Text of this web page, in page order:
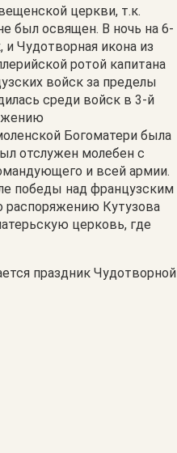
церкви, т.к.
был освящен. В ночь на 6-
и Чудотворная икона из
ротой капитана
войск за пределы
среди войск в 3-й
Богоматери была
отслужен молебен с
и всей армии.
победы над французским
распоряжению Кутузова
церковь, где
праздник Чудотворной